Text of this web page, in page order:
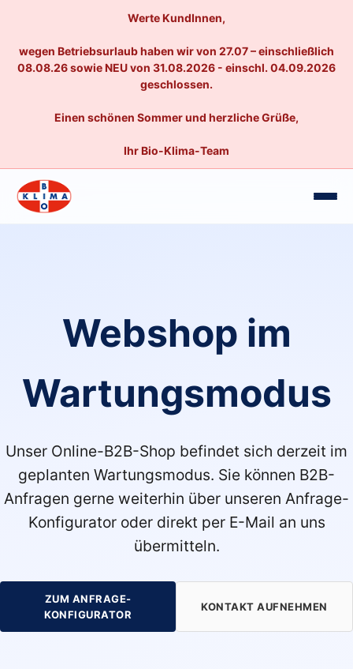
Werte KundInnen,
wegen Betriebsurlaub haben wir von 27.07 – einschließlich
08.08.26 sowie NEU von 31.08.2026 - einschl. 04.09.2026
geschlossen.
Einen schönen Sommer und herzliche Grüße,
Ihr Bio-Klima-Team
Webshop im
Wartungsmodus
Unser Online-B2B-Shop befindet sich derzeit im
geplanten Wartungsmodus. Sie können B2B-
Anfragen gerne weiterhin über unseren Anfrage-
Konfigurator oder direkt per E-Mail an uns
übermitteln.
ZUM ANFRAGE-
KONFIGURATOR
KONTAKT AUFNEHMEN